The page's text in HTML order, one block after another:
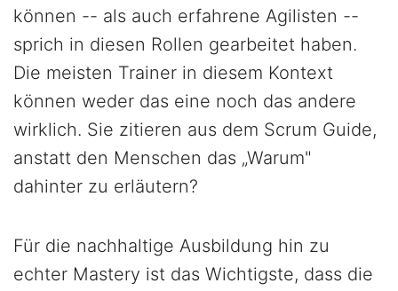
können -- als auch erfahrene Agilisten --
sprich in diesen Rollen gearbeitet haben.
Die meisten Trainer in diesem Kontext
können weder das eine noch das andere
wirklich. Sie zitieren aus dem Scrum Guide,
anstatt den Menschen das „Warum"
dahinter zu erläutern?
Für die nachhaltige Ausbildung hin zu
echter Mastery ist das Wichtigste, dass die